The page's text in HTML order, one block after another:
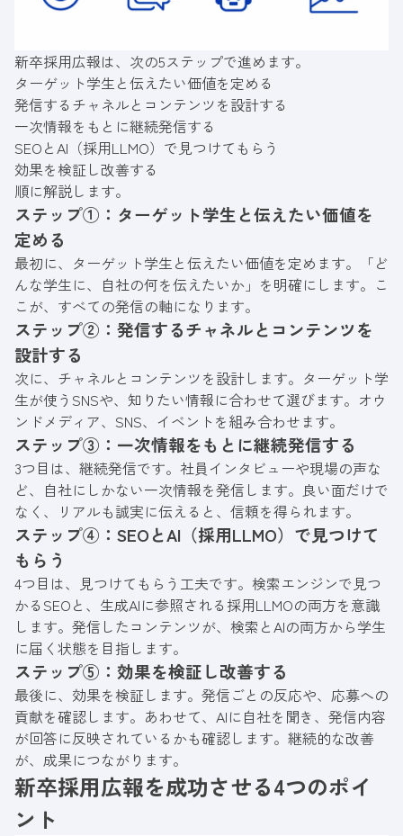
新卒採用広報は、次の5ステップで進めます。
ターゲット学生と伝えたい価値を定める
発信するチャネルとコンテンツを設計する
一次情報をもとに継続発信する
SEOとAI（採用LLMO）で見つけてもらう
効果を検証し改善する
順に解説します。
ステップ①：ターゲット学生と伝えたい価値を
定める
最初に、ターゲット学生と伝えたい価値を定めます。「ど
んな学生に、自社の何を伝えたいか」を明確にします。こ
こが、すべての発信の軸になります。
ステップ②：発信するチャネルとコンテンツを
設計する
次に、チャネルとコンテンツを設計します。ターゲット学
生が使うSNSや、知りたい情報に合わせて選びます。オウ
ンドメディア、SNS、イベントを組み合わせます。
ステップ③：一次情報をもとに継続発信する
3つ目は、継続発信です。社員インタビューや現場の声な
ど、自社にしかない一次情報を発信します。良い面だけで
なく、リアルも誠実に伝えると、信頼を得られます。
ステップ④：SEOとAI（採用LLMO）で見つけて
もらう
4つ目は、見つけてもらう工夫です。検索エンジンで見つ
かるSEOと、生成AIに参照される採用LLMOの両方を意識
します。発信したコンテンツが、検索とAIの両方から学生
に届く状態を目指します。
ステップ⑤：効果を検証し改善する
最後に、効果を検証します。発信ごとの反応や、応募への
貢献を確認します。あわせて、AIに自社を聞き、発信内容
が回答に反映されているかも確認します。継続的な改善
が、成果につながります。
新卒採用広報を成功させる4つのポイ
ント